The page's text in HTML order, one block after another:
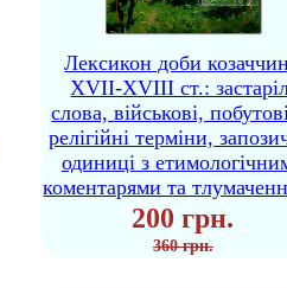
Лексикон доби
XVII-XVIII ст.:
слова, військові,
релігійні терміни,
одиниці з
коментарями та
200 грн.
360 грн.